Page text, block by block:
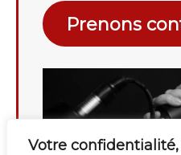
Votre
Prenons